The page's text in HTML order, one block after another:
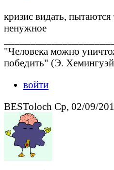
кризис видать, пытаются
ненужное
"Человека можно
победить" (Э.
войти
BESToloch Ср, 02/09/